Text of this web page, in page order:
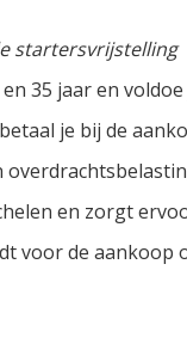
startersvrijstelling
35 jaar en
je bij de
en zorgt
voor de aankoop